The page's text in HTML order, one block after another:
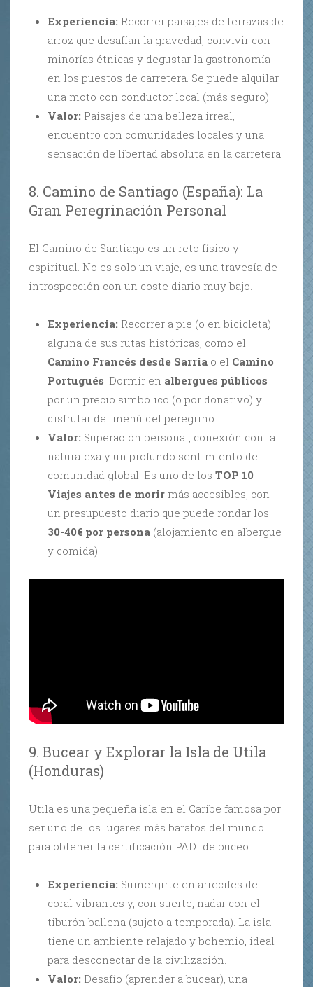
Experiencia: Recorrer paisajes de terrazas de
arroz que desafían la gravedad, convivir con
minorías étnicas y degustar la gastronomía
en los puestos de carretera. Se puede alquilar
una moto con conductor local (más seguro).
Valor: Paisajes de una belleza irreal,
encuentro con comunidades locales y una
sensación de libertad absoluta en la carretera.
8. Camino de Santiago (España): La
Gran Peregrinación Personal
El Camino de Santiago es un reto físico y
espiritual. No es solo un viaje, es una travesía de
introspección con un coste diario muy bajo.
Experiencia: Recorrer a pie (o en bicicleta)
alguna de sus rutas históricas, como el
Camino Francés desde Sarria o el Camino
Portugués. Dormir en albergues públicos
por un precio simbólico (o por donativo) y
disfrutar del menú del peregrino.
Valor: Superación personal, conexión con la
naturaleza y un profundo sentimiento de
comunidad global. Es uno de los TOP 10
Viajes antes de morir más accesibles, con
un presupuesto diario que puede rondar los
30-40€ por persona (alojamiento en albergue
y comida).
9. Bucear y Explorar la Isla de Utila
(Honduras)
Utila es una pequeña isla en el Caribe famosa por
ser uno de los lugares más baratos del mundo
para obtener la certificación PADI de buceo.
Experiencia: Sumergirte en arrecifes de
coral vibrantes y, con suerte, nadar con el
tiburón ballena (sujeto a temporada). La isla
tiene un ambiente relajado y bohemio, ideal
para desconectar de la civilización.
Valor: Desafío (aprender a bucear), una